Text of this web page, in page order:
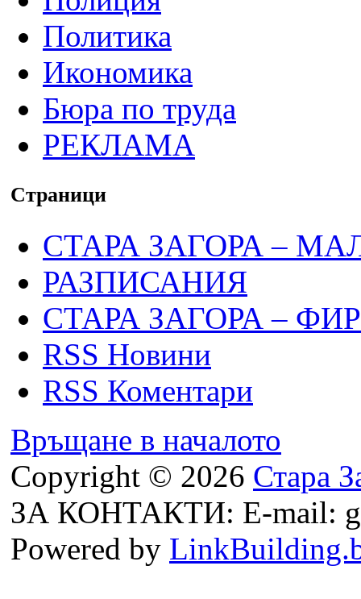
Политика
Икономика
Бюра по труда
РЕКЛАМА
Страници
СТАРА ЗАГОРА –
РАЗПИСАНИЯ
СТАРА ЗАГОРА –
RSS Новини
RSS Коментари
Връщане в началото
Copyright © 2026 Стара
ЗА КОНТАКТИ: E-mail:
Powered by